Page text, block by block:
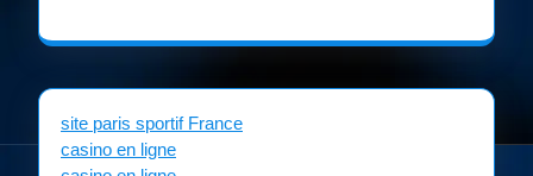
site paris sportif France
casino en ligne